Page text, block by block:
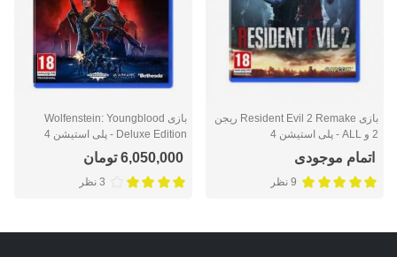
بازی Resident Evil 2 Remake ریجن
2 و ALL - پلی استیشن 4
اتمام موجودی
9 نظر
بازی Wolfenstein: Youngblood
Deluxe Edition - پلی استیشن 4
6,050,000 تومان
3 نظر